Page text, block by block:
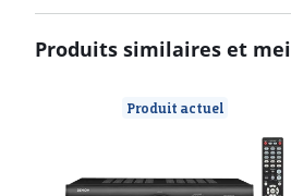
Produits similaires et
Produit actuel